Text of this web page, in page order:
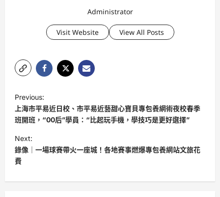
Administrator
Visit Website View All Posts
o
s
t
n
a
v
Previous:
上海市平易近日校、市平易近藝甜心寶貝專包養網術夜校春季
班開班，“00后”學員：“比起玩手機，學技巧是更好選擇”
Next:
錄像｜一場球賽帶火一座城！各地賽事燃爆專包養網站文旅花
費